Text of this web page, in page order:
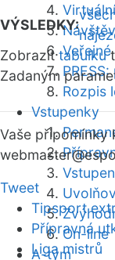
Rozpis
Vstupenky
On-line
A-tým
VÝSLEDKY:
Zobrazittabulku
Zadaným
Vaše připomínky
webmaster
Tweet
Tipsport
Přípravná
Liga mistrů